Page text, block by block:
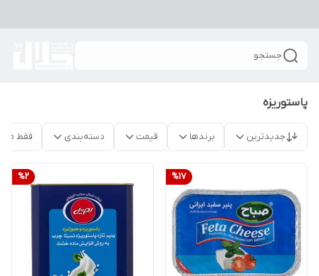
جستجو
پاستوریزه
جدیدترین برندها قیمت دسته‌بندی فقط
%17
%2